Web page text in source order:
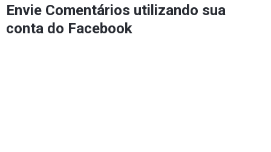
Envie Comentários utilizando sua
conta do Facebook